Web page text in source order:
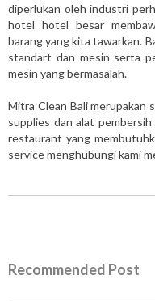
diperlukan oleh industri
hotel hotel besar
barang yang kita tawarkan.
standart dan mesin serta
mesin yang bermasalah.
Mitra Clean Bali merupakan
supplies dan alat
restaurant yang
service menghubungi kami
Recommended Post